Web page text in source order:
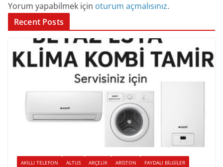
Yorum yapabilmek için oturum açmalısınız.
Recent Posts
AKILLI TELEFON ALTUS ARÇELIK ARISTON
FAYDALI BILGILER